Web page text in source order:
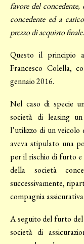
favore del concedente,
concedente ed a
prezzo di acquisto finale.
Questo il principio
Francesco Colella,
gennaio 2016.
Nel caso di specie
società di leasing
l’utilizzo di un
aveva stipulato una
per il rischio di furto e
della società
successivamente,
compagnia assicurativa.
A seguito del furto del
società di